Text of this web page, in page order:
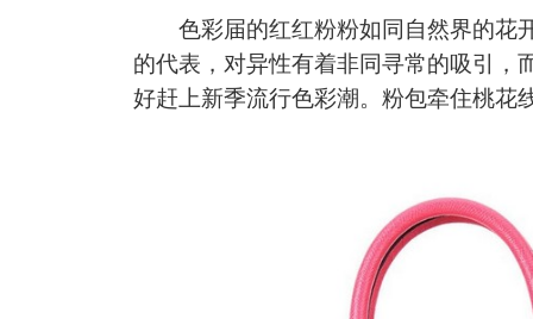
色彩届的红红粉粉如同自然界的花
的代表，对异性有着非同寻常的吸引，
好赶上新季流行色彩潮。粉包牵住桃花